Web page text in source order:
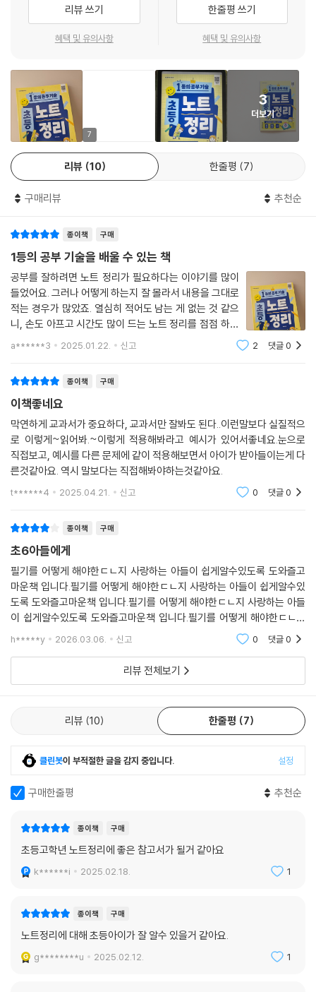
Ⅳ. 우리 몸의 구조와 기능
2. 소화 기관의 생김새와 하는 일을 알아볼까요?
의 말씀과 교과서 텍스트에서 핵심 단어와 핵심 문장을 찾아내는 연습을
합니다. 이렇게 각 과목에서 찾아낸 핵심 단어들은 ‘하루 배움 노트’에 정리
어로 풀어서 ‘날단배궁 노트’에 적습니다. 날짜, 단원, 배운 내용, 궁금한 점
을 적는 날단배궁 노트는 각 과목별로 핵심 내용뿐만 아니라 그에서 파생
된 자신의 생각과 궁금한 점까지 생각하도록 도와줍니다. 이러한 기초 단
계의 훈련이 탄탄하게 되어 있어야 가장 완성된 단계의 노트 형태인 ‘코넬
노트’에 도전할 수 있습니다.
고학년 대비! 지금 바로 노트 정리!
코넬 노트는 내용 정리, 단서, 요약의 세 영역에 학습 내용을 정리하는 노트
일주일, 한 달 간격으로 복습이 가능하고, 시험 직전에는 단서 영역이나 요
약 영역만 보고서도 그동안 배웠던 모든 내용이 몇 문장으로 자신의 머릿
속에 남아 있는 신기한 경험을 할 수 있지요. 학습에는 왕도가 없습니다. 하
지만 전략은 있습니다. 단순히 모든 내용을 무작정 머리에 넣으려 애쓰는
것이 아니라 단계별로 기술을 쌓고, 실전 연습으로 응용하면 좀 더 효율적
으로 학습할 수 있습니다. 본 도서는 이제 조금씩 많은 양의 공부를 시작해
야 하는 초등학교 3~4학년 학생들에게 효율적인 학습법을 자신 있게 소
지금 바로 시작해 보세요!
리뷰 쓰기
혜택 및 유의사항
한줄평 쓰기
혜택 및 유의사항
7
3
더보기
리뷰 10 한줄평 7
구매리뷰 추천순
종이책 구매
1등의 공부 기술을 배울 수 있는 책
공부를 잘하려면 노트 정리가 필요하다는 이야기를 많이
들었어요. 그러나 어떻게 하는지 잘 몰라서 내용을 그대로
적는 경우가 많았죠. 열심히 적어도 남는 게 없는 것 같으
니, 손도 아프고 시간도 많이 드는 노트 정리를 점점 하지
않게 되었던 것 같아요. ^^;;; 이 책에서는 딱 세 개의 노트
a******3 2025.01.22. 신고 2 댓글0
종이책 구매
이책좋네요
막연하게 교과서가 중요하다, 교과서만 잘봐도 된다..이런말보다 실질적으
로 이렇게~읽어봐.~이렇게 적용해봐라고 예시가 있어서좋네요.눈으로
직접보고, 예시를 다른 문제에 같이 적용해보면서 아이가 받아들이는게 다
른것같아요. 역시 말보다는 직접해봐야하는것같아요.
t******4 2025.04.21. 신고 0 댓글0
종이책 구매
초6아들에게
필기를 어떻게 해야한ㄷㄴ지 사랑하는 아들이 쉽게알수있도록 도와즐고
마운책 입니다.필기를 어떻게 해야한ㄷㄴ지 사랑하는 아들이 쉽게알수있
도록 도와즐고마운책 입니다.필기를 어떻게 해야한ㄷㄴ지 사랑하는 아들
이 쉽게알수있도록 도와즐고마운책 입니다.필기를 어떻게 해야한ㄷㄴ지
사랑하는 아들이 쉽게알수있도록 도와즐고마운책 입니다.필기를 어떻게
해야한ㄷㄴ지 사랑하는 아들
h*****y 2026.03.06. 신고 0 댓글0
리뷰 전체보기
리뷰 10 한줄평 7
클린봇이 부적절한 글을 감지 중입니다. 설정
구매한줄평 추천순
종이책 구매
초등고학년 노트정리에 좋은 참고서가 될거 같아요
k******i 2025.02.18. 1
종이책 구매
노트정리에 대해 초등아이가 잘 알수 있을거 같아요.
g********u 2025.02.12. 1